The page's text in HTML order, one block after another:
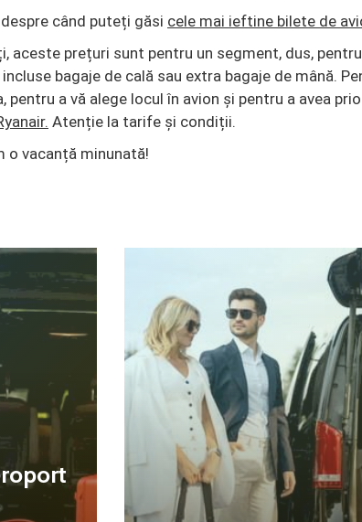
când puteți găsi cele mai ieftine bilete de
aceste prețuri sunt pentru un segment, dus,
bagaje de cală sau extra bagaje de mână.
pentru a vă alege locul în avion și pentru a avea
Atenție la tarife și condiții.
o vacanță minunată!